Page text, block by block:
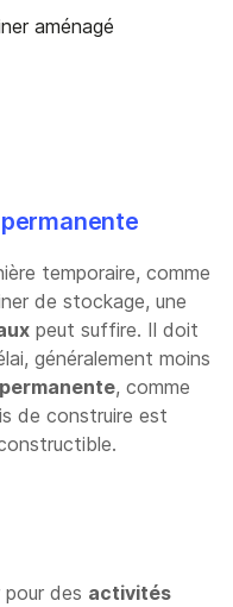
temporaire, comme
de stockage, une
peut suffire. Il doit
généralement moins
, comme
de construire est
des activités